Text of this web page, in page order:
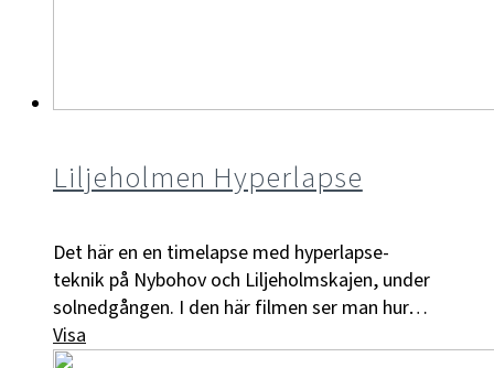
Liljeholmen Hyperlapse
Det här en en timelapse med hyperlapse-
teknik på Nybohov och Liljeholmskajen, under
solnedgången. I den här filmen ser man hur…
Visa